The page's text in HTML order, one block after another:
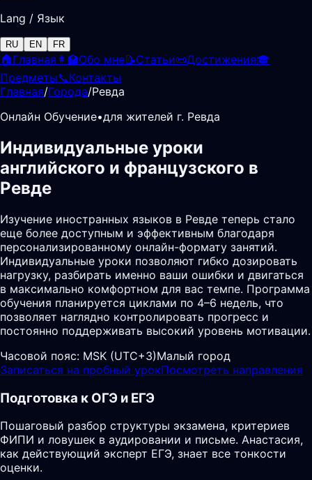
Lang / Язык
RU EN FR
🏠Главная 👩‍🏫Обо мне📝Статьи📜Достижения🎓
Предметы📞Контакты
Главная/Города/Ревда
Онлайн Обучение•для жителей г. Ревда
Индивидуальные уроки
английского и французского в
Ревде
Изучение иностранных языков в Ревде теперь стало
еще более доступным и эффективным благодаря
персонализированному онлайн-формату занятий.
Индивидуальные уроки позволяют гибко дозировать
нагрузку, разбирать именно ваши ошибки и двигаться
в максимально комфортном для вас темпе. Программа
обучения планируется циклами по 4–6 недель, что
позволяет наглядно контролировать прогресс и
постоянно поддерживать высокий уровень мотивации.
Часовой пояс: MSK (UTC+3)Малый город
Записаться на пробный урокПосмотреть направления
Подготовка к ОГЭ и ЕГЭ
Пошаговый разбор структуры экзамена, критериев
ФИПИ и ловушек в аудировании и письме. Анастасия,
как действующий эксперт ЕГЭ, знает все тонкости
оценки.